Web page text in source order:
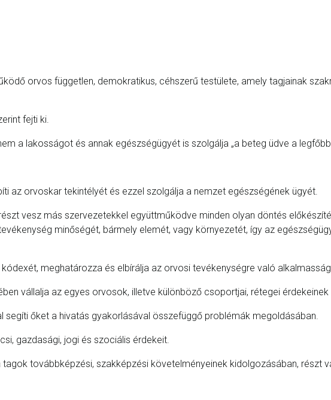
orvos független, demokratikus, céhszerű testülete, amely tagjainak
fejti ki.
a lakosságot és annak egészségügyét is szolgálja „a beteg üdve a
az orvoskar tekintélyét és ezzel szolgálja a nemzet egészségének ügyét.
vesz más szervezetekkel együttműködve minden olyan döntés
minőségét, bármely elemét, vagy környezetét, így az
meghatározza és elbírálja az orvosi tevékenységre való
vállalja az egyes orvosok, illetve különböző csoportjai, rétegei
őket a hivatás gyakorlásával összefüggő problémák megoldásában.
gazdasági, jogi és szociális érdekeit.
továbbképzési, szakképzési követelményeinek kidolgozásában, részt